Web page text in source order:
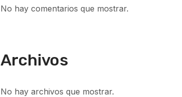
No hay comentarios que mostrar.
Archivos
No hay archivos que mostrar.